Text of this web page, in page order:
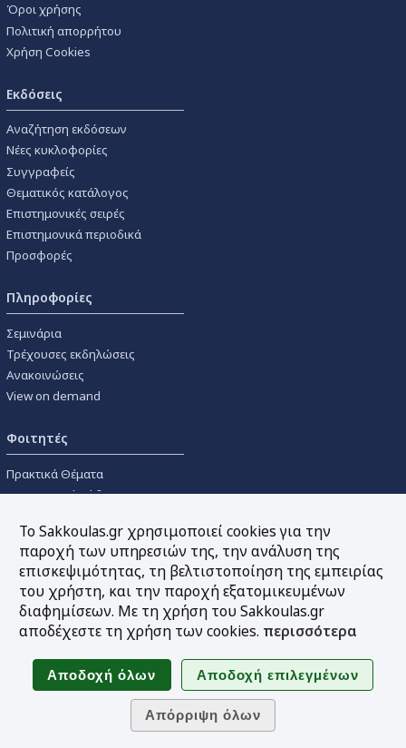
Όροι χρήσης
Πολιτική απορρήτου
Χρήση Cookies
Εκδόσεις
Αναζήτηση εκδόσεων
Νέες κυκλοφορίες
Συγγραφείς
Θεματικός κατάλογος
Επιστημονικές σειρές
Επιστημονικά περιοδικά
Προσφορές
Πληροφορίες
Σεμινάρια
Τρέχουσες εκδηλώσεις
Ανακοινώσεις
View on demand
Φοιτητές
Πρακτικά Θέματα
Οικονομικοί Κώδικες
Συγγραμμάτων
Εργαλεία
Online υπολογισμός τόκων
Υπηρεσία Ηλεκτρονικής
Sitemap
Ακολουθήστε μας
Το Sakkoulas.gr χρησιμοποιεί cookies για την
παροχή των υπηρεσιών της, την ανάλυση της
επισκεψιμότητας, τη βελτιστοποίηση της εμπειρίας
του χρήστη, και την παροχή εξατομικευμένων
διαφημίσεων. Με τη χρήση του Sakkoulas.gr
αποδέχεστε τη χρήση των cookies. περισσότερα